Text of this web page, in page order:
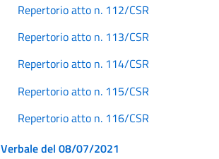
Repertorio atto n. 112/CSR
Repertorio atto n. 113/CSR
Repertorio atto n. 114/CSR
Repertorio atto n. 115/CSR
Repertorio atto n. 116/CSR
Verbale del 08/07/2021